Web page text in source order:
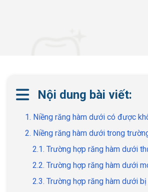
Nội dung bài viết:
1. Niềng răng hàm dưới có được
2. Niềng răng hàm dưới trong
2.1. Trường hợp răng hàm dưới
2.2. Trường hợp răng hàm dưới
2.3. Trường hợp răng hàm dưới bị